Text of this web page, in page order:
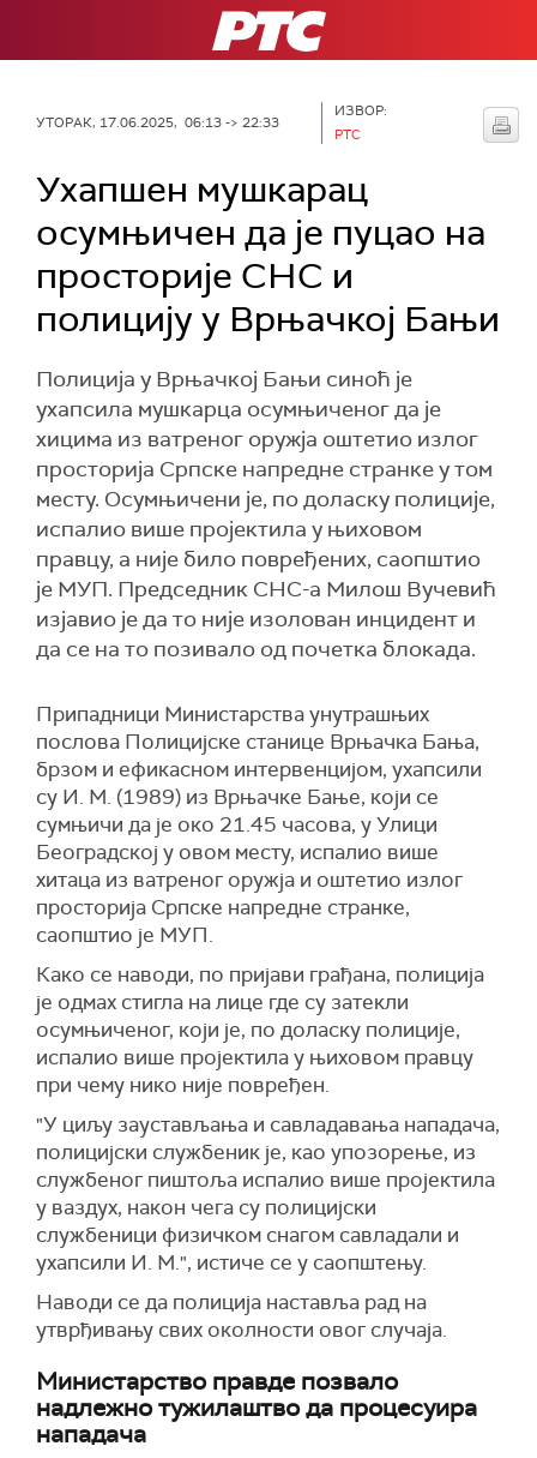
РТС
УТОРАК, 17.06.2025, 06:13 -> 22:33
ИЗВОР:
РТС
Ухапшен мушкарац
осумњичен да је пуцао на
просторије СНС и
полицију у Врњачкој Бањи
Полиција у Врњачкој Бањи синоћ је
ухапсила мушкарца осумњиченог да је
хицима из ватреног оружја оштетио излог
просторија Српске напредне странке у том
месту. Осумњичени је, по доласку полиције,
испалио више пројектила у њиховом
правцу, а није било повређених, саопштио
је МУП. Председник СНС-а Милош Вучевић
изјавио је да то није изолован инцидент и
да се на то позивало од почетка блокада.
Припадници Министарства унутрашњих
послова Полицијске станице Врњачка Бања,
брзом и ефикасном интервенцијом, ухапсили
су И. М. (1989) из Врњачке Бање, који се
сумњичи да је око 21.45 часова, у Улици
Београдској у овом месту, испалио више
хитаца из ватреног оружја и оштетио излог
просторија Српске напредне странке,
саопштио је МУП.
Како се наводи, по пријави грађана, полиција
је одмах стигла на лице где су затекли
осумњиченог, који је, по доласку полиције,
испалио више пројектила у њиховом правцу
при чему нико није повређен.
"У циљу заустављања и савладавања нападача,
полицијски службеник је, као упозорење, из
службеног пиштоља испалио више пројектила
у ваздух, након чега су полицијски
службеници физичком снагом савладали и
ухапсили И. М.", истиче се у саопштењу.
Наводи се да полиција наставља рад на
утврђивању свих околности овог случаја.
Министарство правде позвало
надлежно тужилаштво да процесуира
нападача